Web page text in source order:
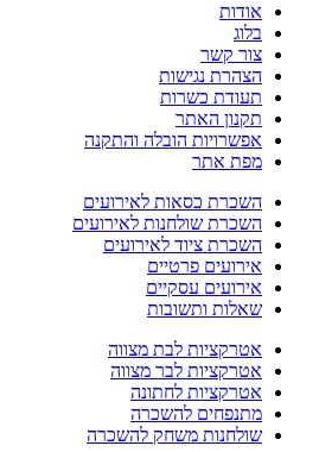
אודות
בלוג
צור קשר
הצהרת נגישות
תעודת כשרות
תקנון האתר
אפשרויות הובלה והתקנה
מפת אתר
השכרת כסאות לאירועים
השכרת שולחנות לאירועים
השכרת ציוד לאירועים
אירועים פרטיים
אירועים עסקיים
שאלות ותשובות
אטרקציות לבת מצווה
אטרקציות לבר מצווה
אטרקציות לחתונה
מתנפחים להשכרה
שולחנות משחק להשכרה